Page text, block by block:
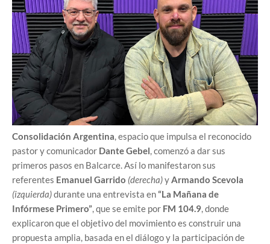
Consolidación Argentina, espacio que impulsa el reconocido
pastor y comunicador Dante Gebel, comenzó a dar sus
primeros pasos en Balcarce. Así lo manifestaron sus
referentes Emanuel Garrido (derecha)yArmando Scevola
(izquierda)durante una entrevista en“La Mañana de
Infórmese Primero”, que se emite por FM 104.9, donde
explicaron que el objetivo del movimiento es construir una
propuesta amplia, basada en el diálogo y la participación de